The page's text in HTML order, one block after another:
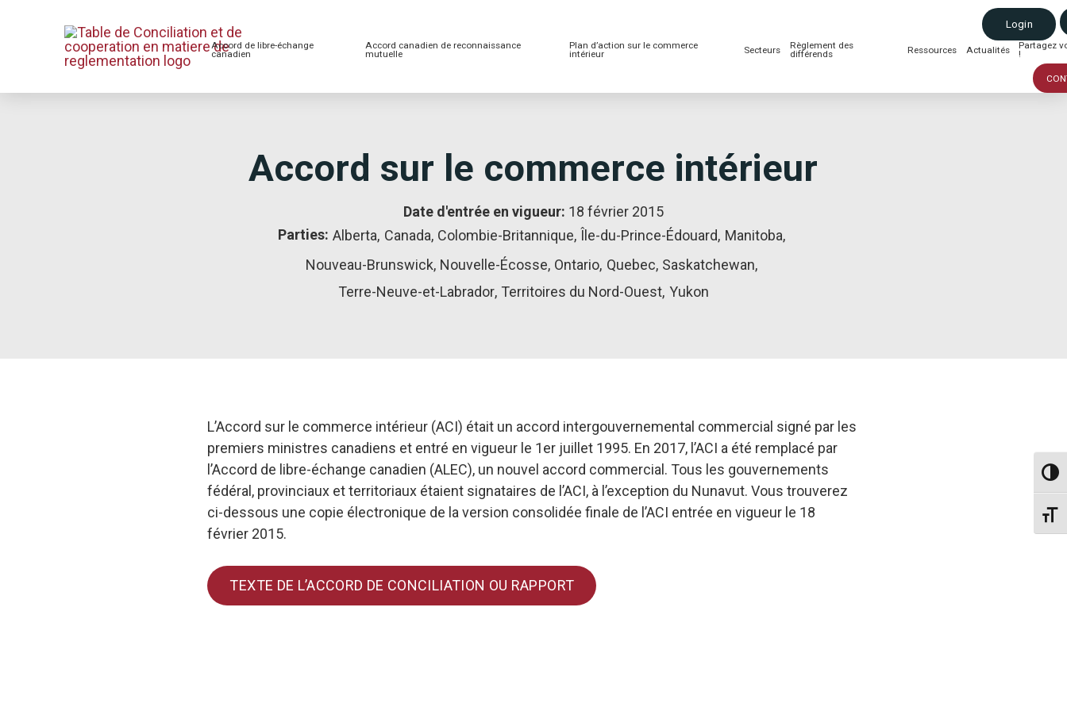
Login
Accord de libre-échange
canadien
Accord canadien de reconnaissance
mutuelle
Plan d’action sur le commerce
intérieur Secteurs Règlement des
différends Ressources Actualités Partagez
!
Accord sur le commerce intérieur
Date d'entrée en vigueur: 18 février 2015
Parties: Alberta, Canada, Colombie-Britannique, Île-du-Prince-Édouard, Manitoba,
Nouveau-Brunswick, Nouvelle-Écosse, Ontario, Quebec, Saskatchewan,
Terre-Neuve-et-Labrador, Territoires du Nord-Ouest, Yukon
L’Accord sur le commerce intérieur (ACI) était un accord intergouvernemental commercial signé par les
premiers ministres canadiens et entré en vigueur le 1er juillet 1995. En 2017, l’ACI a été remplacé par
l’Accord de libre-échange canadien (ALEC), un nouvel accord commercial. Tous les gouvernements
fédéral, provinciaux et territoriaux étaient signataires de l’ACI, à l’exception du Nunavut. Vous trouverez
ci-dessous une copie électronique de la version consolidée finale de l’ACI entrée en vigueur le 18
février 2015.
TEXTE DE L’ACCORD DE CONCILIATION OU RAPPORT